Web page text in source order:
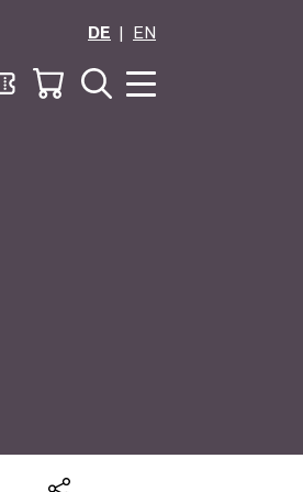
DE
EN